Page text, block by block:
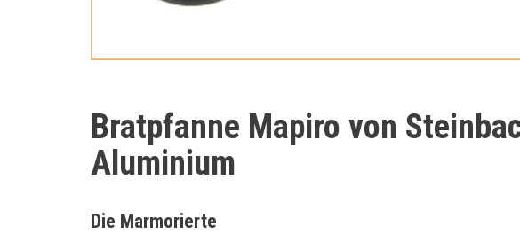
Bratpfanne Mapiro von
Aluminium
Die Marmorierte